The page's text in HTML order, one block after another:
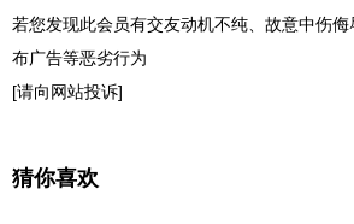
若您发现此会员有交友动机不纯、故意中伤
布广告等恶劣行为
[请向网站投诉]
猜你喜欢